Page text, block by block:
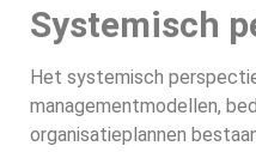
Systemisch
Het systemisch
managementmodellen,
organisatieplannen